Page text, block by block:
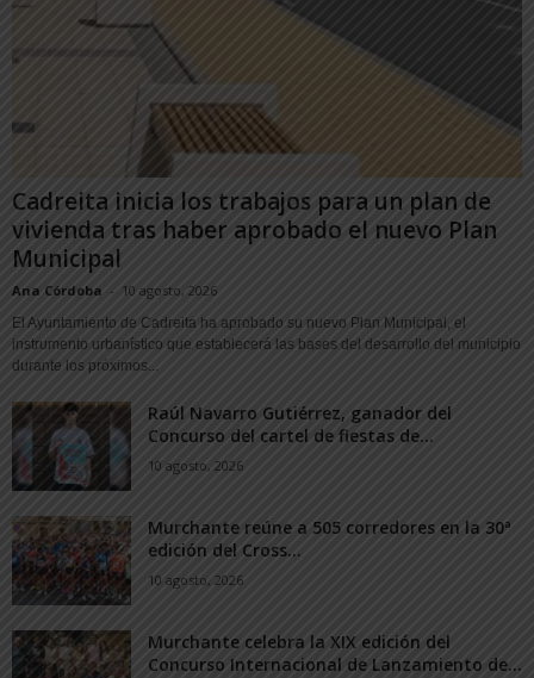
Cadreita inicia los trabajos para un plan de
vivienda tras haber aprobado el nuevo Plan
Municipal
Ana Córdoba - 10 agosto, 2026
El Ayuntamiento de Cadreita ha aprobado su nuevo Plan Municipal, el
instrumento urbanístico que establecerá las bases del desarrollo del municipio
durante los próximos...
Raúl Navarro Gutiérrez, ganador del
Concurso del cartel de fiestas de...
10 agosto, 2026
Murchante reúne a 505 corredores en la 30ª
edición del Cross...
10 agosto, 2026
Murchante celebra la XIX edición del
Concurso Internacional de Lanzamiento de...